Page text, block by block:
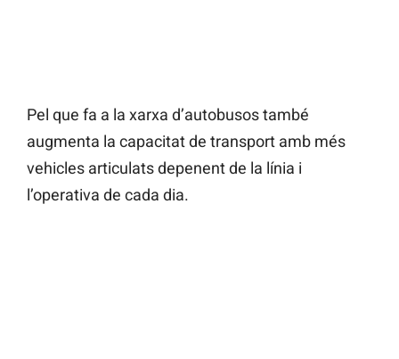
Pel que fa a la xarxa d’autobusos també
augmenta la capacitat de transport amb més
vehicles articulats depenent de la línia i
l’operativa de cada dia.